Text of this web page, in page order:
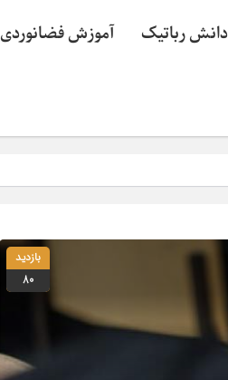
دانش رباتیک آموزش فضانوردی
بازدید
80